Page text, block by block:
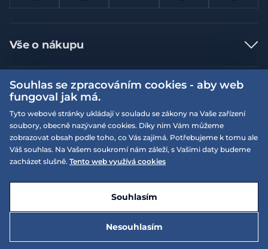
Vše o nákupu
Jak nakupovat
Nejčastější dotazy
Doprava a platba
Vrácení a výměna zboží
Reklamace
Velikostní tabulky
Více informací
Obchodní podmínky
Podmínky EQS věrnostního klubu
On-line katalogy
Dotace
Zásady ochrany osobních údajů
Naše prodejny
EQS Rudná
EQS Praha 9 - Letňany
Nyní otevřeno
E-shop vytvořila a technicky zajišťujeSIMPLIA.cz
Souhlas se zpracováním cookies - aby web
fungoval jak má.
Tyto webové stránky ukládají v souladu se zákony na Vaše zařízení
soubory, obecně nazývané cookies. Díky nim Vám můžeme
zobrazovat obsah podle toho, co Vás zajímá. Potřebujeme k tomu ale
Váš souhlas. Na Vašem soukromí nám záleží, s Vašimi daty budeme
zacházet slušně. Tento web využívá cookies
Nesouhlasím
Souhlasím